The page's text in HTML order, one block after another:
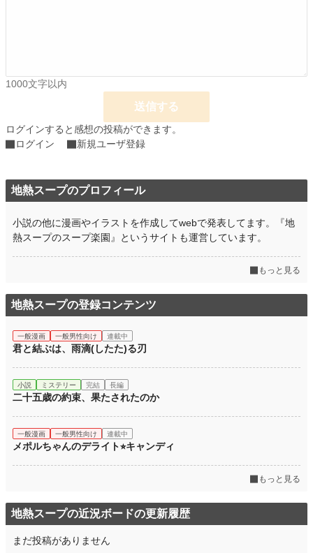
累計ポイント 594 pt (7,667 位)
1000文字以内
送信する
ログインすると感想の投稿ができます。
ログイン
新規ユーザ登録
地熱スープのプロフィール
小説の他に漫画やイラストを作成してwebで発表してます。『地
熱スープのスープ楽園』というサイトも運営しています。
もっと見る
地熱スープの登録コンテンツ
一般漫画 一般男性向け 連載中
君と結ぶは、雨滴(したた)る刃
小説 ミステリー 完結 長編
二十五歳の約束、果たされたのか
一般漫画 一般男性向け 連載中
メポルちゃんのデライト⭐︎キャンディ
もっと見る
地熱スープの近況ボードの更新履歴
まだ投稿がありません